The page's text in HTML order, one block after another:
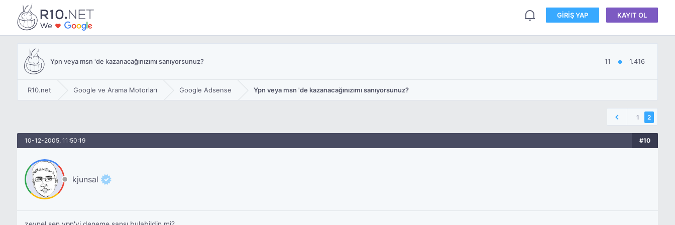
GIRIŞ YAP KAYIT OL
Ypn veya msn 'de kazanacağınızımı sanıyorsunuz? 11 ● 1.416
R10.net Google ve Arama Motorları Google Adsense Ypn veya msn 'de kazanacağınızımı sanıyorsunuz?
1 2
10-12-2005, 11:50:19 #10
kjunsal